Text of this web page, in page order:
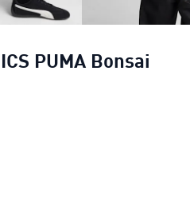
PUMA Bonsai
GRAPHICS PUMA